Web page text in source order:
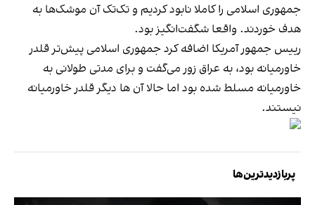
جمهوری اسلامی را کاملا نابود کرديم و تک‌تک آن موشک‌ها به
هدف خوردند. واقعا شگفت‌انگيز بود.
رییس جمهور آمریکا اضافه کرد جمهوری اسلامی پیش‌تر قلدر
خاورمیانه بود، به عراق زور می‌گفت و برای مدتی طولانی به
خاورمیانه مسلط شده بود اما حالا آن ها دیگر قلدر خاورمیانه
نیستند.
پربازدیدترین‌ها